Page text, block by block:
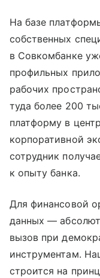
На базе
собственных
в Совкомбанке
профильных
рабочих
туда более 200
платформу в
корпоративной
сотрудник
к опыту банка.
Для финансовой
данных —
вызов при
инструментам.
строится на